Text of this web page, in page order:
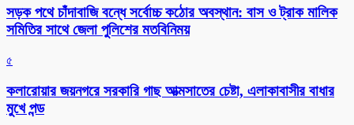
সড়ক পথে চাঁদাবাজি বন্ধে সর্বোচ্চ কঠোর অবস্থান: বাস ও ট্রাক মালিক
সমিতির সাথে জেলা পুলিশের মতবিনিময়
৫
কলারোয়ার জয়নগরে সরকারি গাছ আত্মসাতের চেষ্টা, এলাকাবাসীর বাধার
মুখে পন্ড